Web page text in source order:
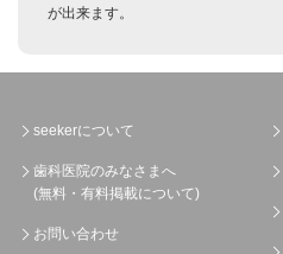
が出来ます。
seekerについて
歯科医院のみなさまへ
(無料・有料掲載について)
お問い合わせ